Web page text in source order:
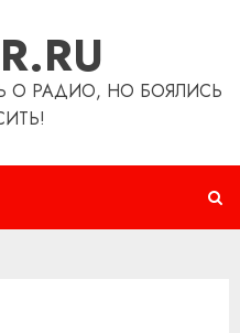
О РАДИО, НО БОЯЛИСЬ